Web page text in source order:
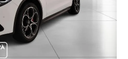
- riscaldabili
display